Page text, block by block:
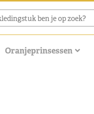
Oranjeprinsessen